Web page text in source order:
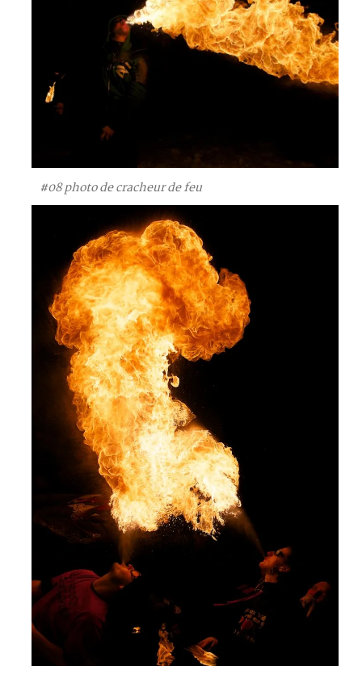
#08 photo de cracheur de feu